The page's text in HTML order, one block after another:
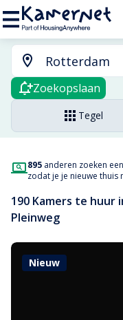
Zoekopslaan
Tegel
895 anderen zoeken
zodat je je nieuwe thuis
190 Kamers te huur
Pleinweg
Nieuw